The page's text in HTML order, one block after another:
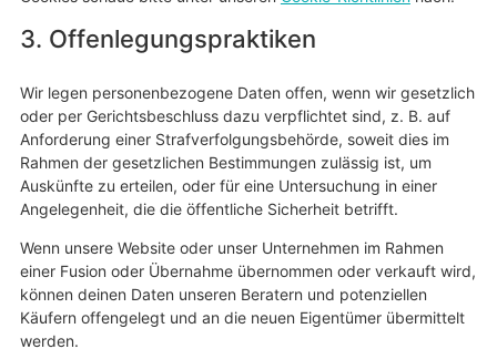
3. Offenlegungspraktiken
Wir legen personenbezogene Daten offen, wenn wir gesetzlich
oder per Gerichtsbeschluss dazu verpflichtet sind, z. B. auf
Anforderung einer Strafverfolgungsbehörde, soweit dies im
Rahmen der gesetzlichen Bestimmungen zulässig ist, um
Auskünfte zu erteilen, oder für eine Untersuchung in einer
Angelegenheit, die die öffentliche Sicherheit betrifft.
Wenn unsere Website oder unser Unternehmen im Rahmen
einer Fusion oder Übernahme übernommen oder verkauft wird,
können deinen Daten unseren Beratern und potenziellen
Käufern offengelegt und an die neuen Eigentümer übermittelt
werden.